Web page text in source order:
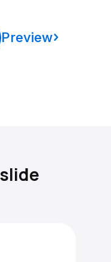
Preview